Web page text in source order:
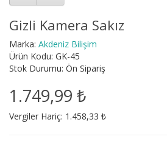
Gizli Kamera Sakız
Marka: Akdeniz Bilişim
Ürün Kodu: GK-45
Stok Durumu: Ön Sipariş
1.749,99 ₺
Vergiler Hariç: 1.458,33 ₺